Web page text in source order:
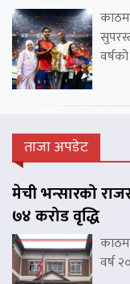
वर्षको
ताजा अपडेट
मेची भन्सारको
७४ करोड वृद्धि
वर्ष